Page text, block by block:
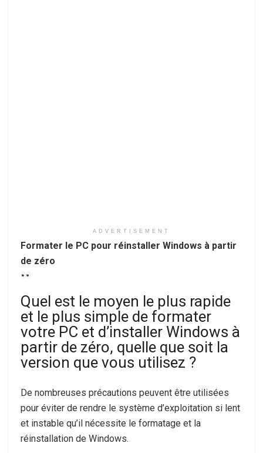
ADVERTISEMENT
Formater le PC pour réinstaller Windows à partir
de zéro
Quel est le moyen le plus rapide
et le plus simple de formater
votre PC et d’installer Windows à
partir de zéro, quelle que soit la
version que vous utilisez ?
De nombreuses précautions peuvent être utilisées
pour éviter de rendre le système d’exploitation si lent
et instable qu’il nécessite le formatage et la
réinstallation de Windows.